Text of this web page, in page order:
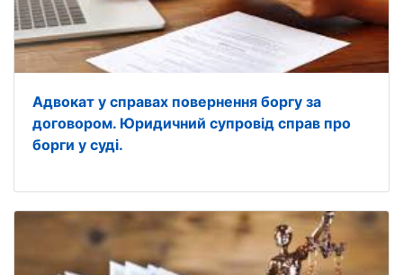
Адвокат у справах повернення боргу за
договором. Юридичний супровід справ про
борги у суді.